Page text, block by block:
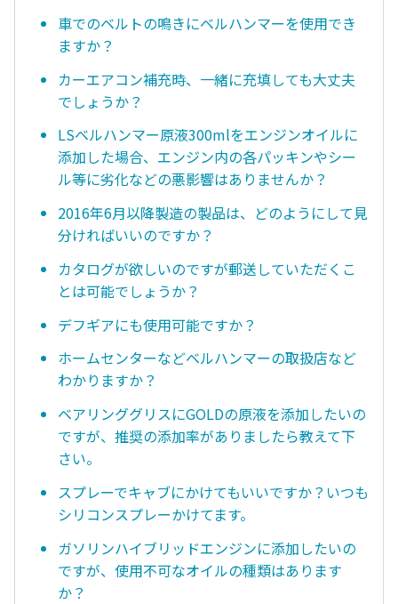
車でのベルトの鳴きにベルハンマーを使用でき
ますか？
カーエアコン補充時、一緒に充填しても大丈夫
でしょうか？
LSベルハンマー原液300mlをエンジンオイルに
添加した場合、エンジン内の各パッキンやシー
ル等に劣化などの悪影響はありませんか？
2016年6月以降製造の製品は、どのようにして見
分ければいいのですか？
カタログが欲しいのですが郵送していただくこ
とは可能でしょうか？
デフギアにも使用可能ですか？
ホームセンターなどベルハンマーの取扱店など
わかりますか？
ベアリンググリスにGOLDの原液を添加したいの
ですが、推奨の添加率がありましたら教えて下
さい。
スプレーでキャブにかけてもいいですか？いつも
シリコンスプレーかけてます。
ガソリンハイブリッドエンジンに添加したいの
ですが、使用不可なオイルの種類はあります
か？